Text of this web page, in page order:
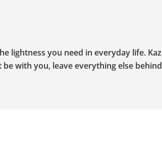
lightness you need in everyday life.
with you, leave everything else